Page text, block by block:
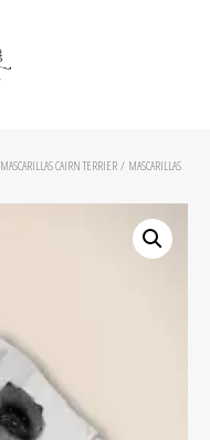
MASCARILLAS CAIRN TERRIER / MASCARILLAS